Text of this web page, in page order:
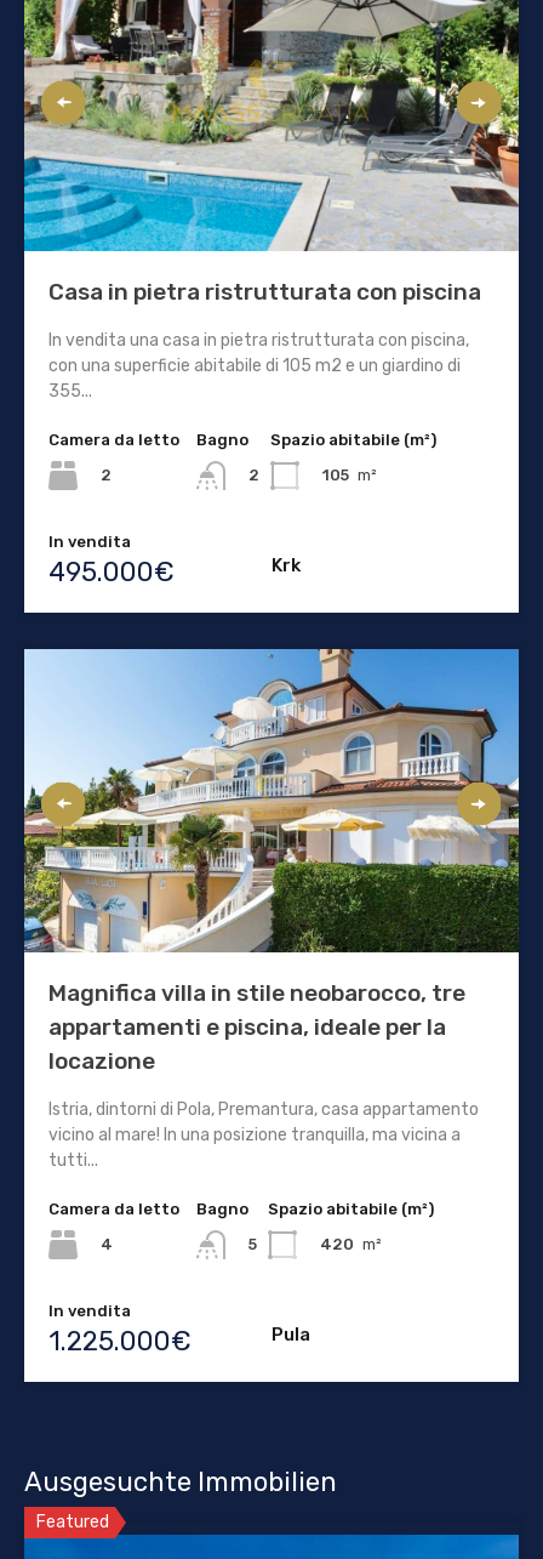
Casa in pietra ristrutturata con piscina
In vendita una casa in pietra ristrutturata con piscina,
con una superficie abitabile di 105 m2 e un giardino di
355...
Camera da letto
2
Bagno
2
Spazio abitabile (m²)
105 m²
In vendita
495.000€ Krk
Magnifica villa in stile neobarocco, tre
appartamenti e piscina, ideale per la
locazione
Istria, dintorni di Pola, Premantura, casa appartamento
vicino al mare! In una posizione tranquilla, ma vicina a
tutti...
Camera da letto
4
Bagno
5
Spazio abitabile (m²)
420 m²
In vendita
1.225.000€ Pula
Ausgesuchte Immobilien
Featured